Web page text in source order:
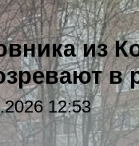
из
в
12:53